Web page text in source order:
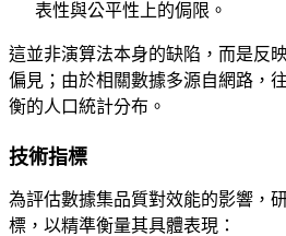
表性與公平性上的侷限。
這並非演算法本身的缺陷，而是反
偏見；由於相關數據多源自網路，
衡的人口統計分布。
技術指標
為評估數據集品質對效能的影響，
標，以精準衡量其具體表現：